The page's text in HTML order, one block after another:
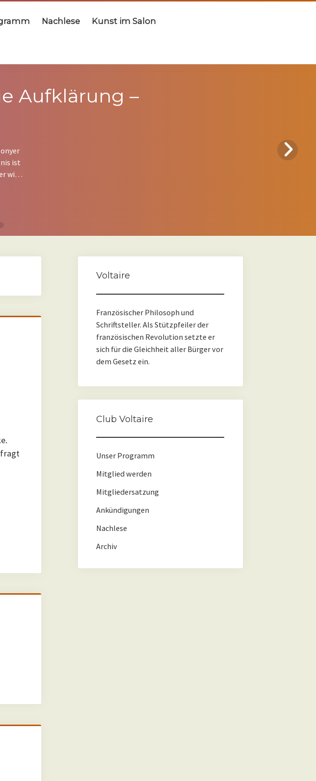
Nachlese Kunst im Salon
Aufklärung –
ist
wir
Voltaire
Französischer Philosoph und
Schriftsteller. Als Stützpfeiler der
französischen Revolution setzte er
sich für die Gleichheit aller Bürger vor
dem Gesetz ein.
Club Voltaire
Unser Programm
Mitglied werden
Mitgliedersatzung
Ankündigungen
Nachlese
Archiv